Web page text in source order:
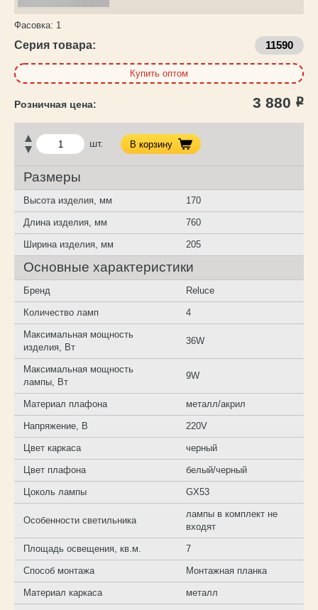
Фасовка: 1
Серия товара: 11590
Купить оптом
3 880 Р
шт. В корзину
Размеры
Высота изделия, мм 170
Длина изделия, мм 760
Ширина изделия, мм 205
Основные характеристики
Бренд Reluce
Количество ламп 4
Максимальная мощность
изделия, Вт
36W
Максимальная мощность
лампы, Вт
9W
Материал плафона металл/акрил
Напряжение, В 220V
Цвет каркаса черный
Цвет плафона белый/черный
Цоколь лампы GX53
Особенности светильника
лампы в комплект не
входят
Площадь освещения, кв.м. 7
Способ монтажа Монтажная планка
Материал каркаса металл